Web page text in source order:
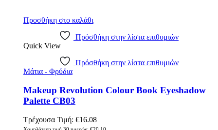
Προσθήκη στο καλάθι
Πρόσθήκη στην λίστα επιθυμιών
Quick View
Πρόσθήκη στην λίστα επιθυμιών
Μάτια - Φρύδια
Makeup Revolution Colour Book Eyeshadow
Palette CB03
Τρέχουσα Τιμή: Original
price
€16.08Η
τρέχουσα
Χαμηλότερη τιμή 30 ημερών: €20.10